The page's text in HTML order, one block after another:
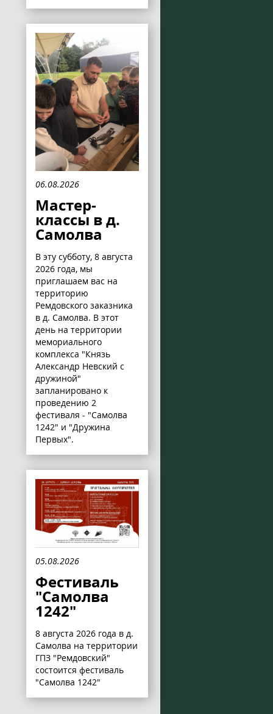
06.08.2026
Мастер-
классы в д.
Самолва
В эту субботу, 8 августа
2026 года, мы
приглашаем вас на
территорию
Ремдовского заказника
в д. Самолва. В этот
день на территории
мемориального
комплекса "Князь
Александр Невский с
дружиной"
запланировано к
проведению 2
фестиваля - "Самолва
1242" и "Дружина
Первых".
05.08.2026
Фестиваль
"Самолва
1242"
8 августа 2026 года в д.
Самолва на территории
ГПЗ "Ремдовский"
состоится фестиваль
"Самолва 1242"